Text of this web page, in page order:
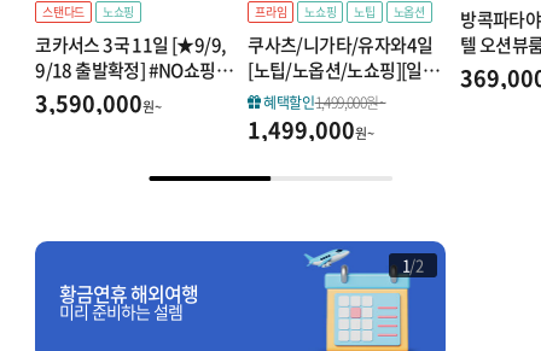
스탠다드 노쇼핑
코카서스 3국 11일 [★9/9,
9/18 출발확정] #NO쇼핑/5
성특급2박#타슈켄트관광#
와이너리#이지하이킹#10
3,590,000원~
프라임 노쇼핑 노팁 노옵션
쿠사츠/니가타/유자와4일
[노팁/노옵션/노쇼핑][일본
랭킹1위][명탕순례] ▶ 특급
료칸3박 + 카이세키포함 +
대한항공
혜택할인1,499,000원~
1,499,000원~
방콕파타
텔 오션뷰
옵션포함
나절자유
황금연휴 해외여행
미리 준비하는 설렘
1/2